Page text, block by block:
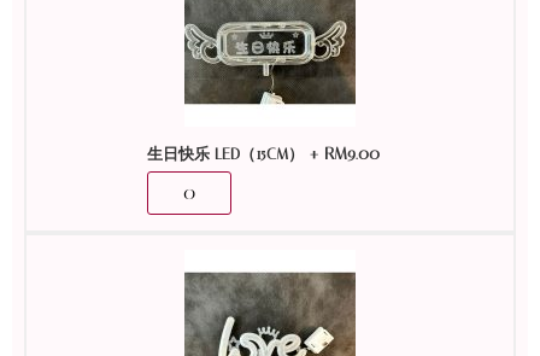
生日快乐 LED（15CM） + RM9.00